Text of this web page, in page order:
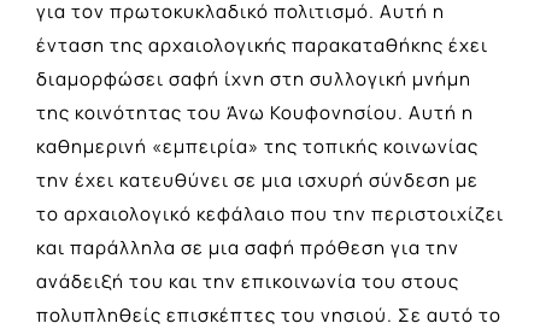
για τον πρωτοκυκλαδικό πολιτισμό. Αυτή η
ένταση της αρχαιολογικής παρακαταθήκης έχει
διαμορφώσει σαφή ίχνη στη συλλογική μνήμη
της κοινότητας του Άνω Κουφονησίου. Αυτή η
καθημερινή «εμπειρία» της τοπικής κοινωνίας
την έχει κατευθύνει σε μια ισχυρή σύνδεση με
το αρχαιολογικό κεφάλαιο που την περιστοιχίζει
και παράλληλα σε μια σαφή πρόθεση για την
ανάδειξή του και την επικοινωνία του στους
πολυπληθείς επισκέπτες του νησιού. Σε αυτό το